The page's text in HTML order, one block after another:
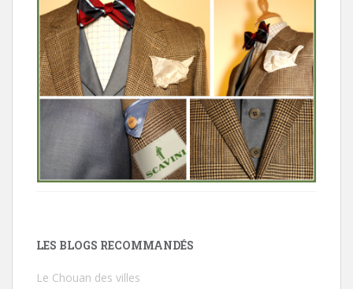
LES BLOGS RECOMMANDÉS
Le Chouan des villes